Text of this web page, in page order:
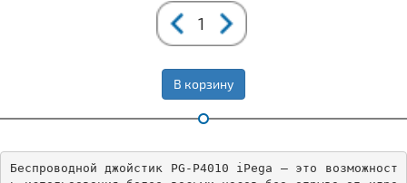
В корзину
Беспроводной джойстик PG-P4010 iPega – это возможност